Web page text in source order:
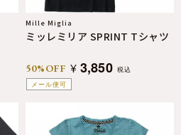
メール便可
Mille Miglia
ミッレミリア SPRINT Tシャツ
50%OFF ¥ 3,850 税込